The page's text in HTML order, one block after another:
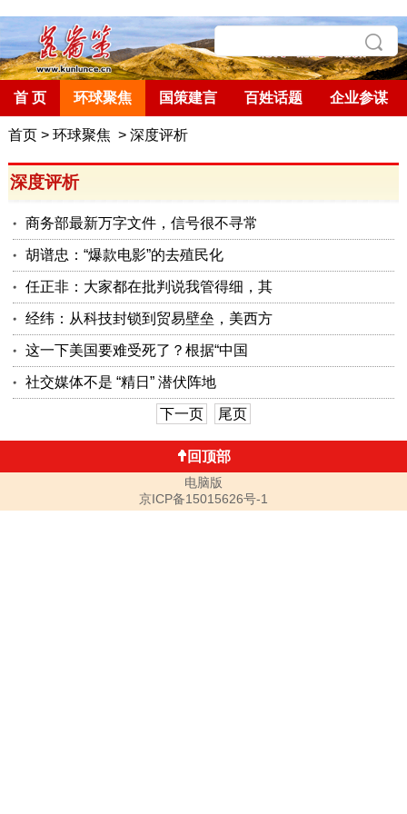
首 页 环球聚焦 国策建言 百姓话题 企业参谋
首页> 环球聚焦 > 深度评析
深度评析
商务部最新万字文件，信号很不寻常
胡谱忠：“爆款电影”的去殖民化
任正非：大家都在批判说我管得细，其
经纬：从科技封锁到贸易壁垒，美西方
这一下美国要难受死了？根据“中国
社交媒体不是 “精日” 潜伏阵地
下一页 尾页
回顶部
电脑版
京ICP备15015626号-1